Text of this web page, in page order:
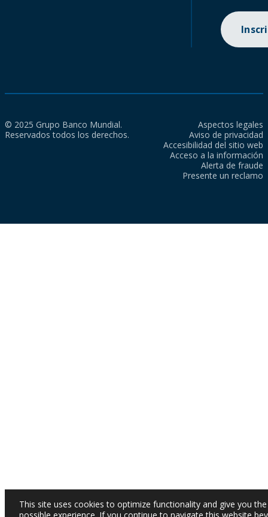
© 2025 Grupo Banco Mundial.
Reservados todos los derechos.
Aspectos legales
Aviso de privacidad
Accesibilidad del sitio web
Acceso a la información
Alerta de fraude
Presente un reclamo
This site uses cookies to optimize functionality and give you